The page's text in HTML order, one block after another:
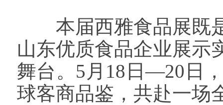
本届西雅食品展既是
山东优质食品企业展示
舞台。5月18日—20日
球客商品鉴，共赴一场